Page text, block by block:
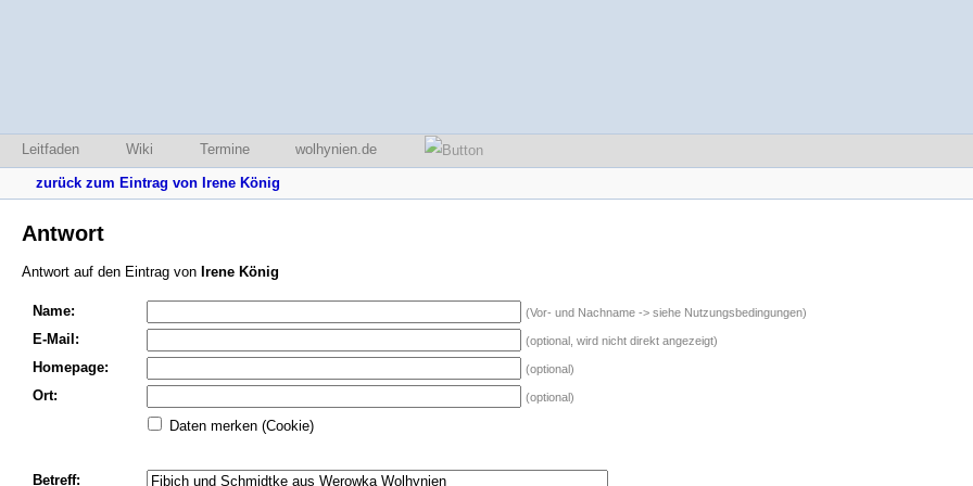
Leitfaden Wiki Termine wolhynien.de
zurück zum Eintrag von Irene König
Antwort
Antwort auf den Eintrag von Irene König
Name: (Vor- und Nachname -> siehe Nutzungsbedingungen)
E-Mail: (optional, wird nicht direkt angezeigt)
Homepage: (optional)
Ort: (optional)
Daten merken (Cookie)
Betreff: